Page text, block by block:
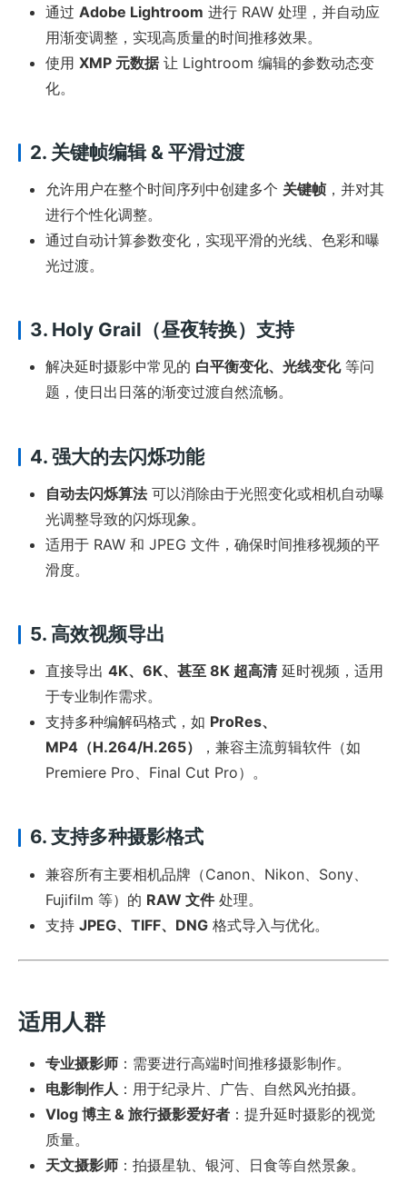
通过 Adobe Lightroom 进行 RAW 处理，并自动应
用渐变调整，实现高质量的时间推移效果。
使用 XMP 元数据让 Lightroom 编辑的参数动态变
化。
2. 关键帧编辑 & 平滑过渡
允许用户在整个时间序列中创建多个 关键帧 ，并对其
进行个性化调整。
通过自动计算参数变化，实现平滑的光线、色彩和曝
光过渡。
3. Holy Grail（昼夜转换）支持
解决延时摄影中常见的 白平衡变化、光线变化等问
题，使日出日落的渐变过渡自然流畅。
4. 强大的去闪烁功能
自动去闪烁算法可以消除由于光照变化或相机自动曝
光调整导致的闪烁现象。
适用于 RAW 和 JPEG 文件，确保时间推移视频的平
滑度。
5. 高效视频导出
直接导出 4K、6K、甚至 8K 超高清延时视频，适用
于专业制作需求。
支持多种编解码格式，如 ProRes、
MP4（H.264/H.265）
，兼容主流剪辑软件（如
Premiere Pro、Final Cut Pro）。
6. 支持多种摄影格式
兼容所有主要相机品牌（Canon、Nikon、Sony、
Fujifilm 等）的 RAW 文件处理。
支持 JPEG、TIFF、DNG 格式导入与优化。
适用人群
专业摄影师 ：需要进行高端时间推移摄影制作。
电影制作人 ：用于纪录片、广告、自然风光拍摄。
Vlog 博主 & 旅行摄影爱好者 ：提升延时摄影的视觉
质量。
天文摄影师 ：拍摄星轨、银河、日食等自然景象。